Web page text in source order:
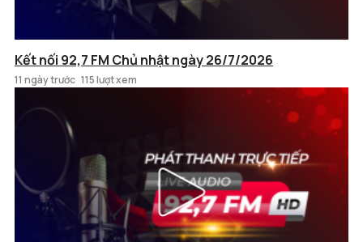
Kết nối 92,7 FM Chủ nhật ngày 26/7/2026
11 ngày trước 115 lượt xem